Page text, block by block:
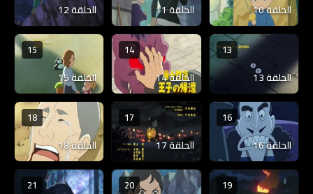
الحلقة 10 الحلقة 11 الحلقة 12
13
الحلقة 13
14
الحلقة 14
15
الحلقة 15
16
الحلقة 16
17
الحلقة 17
18
الحلقة 18
19
20
21